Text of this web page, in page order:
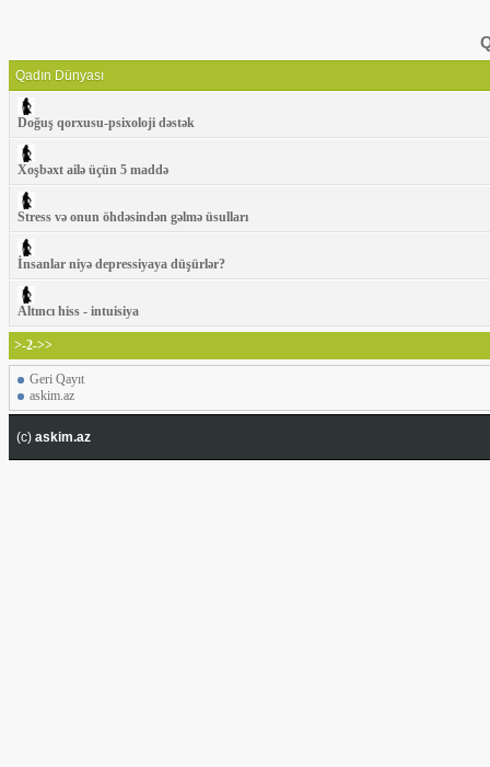
Qadın Dünyası
Doğuş qorxusu-psixoloji dəstək
Xoşbəxt ailə üçün 5 maddə
Stress və onun öhdəsindən gəlmə üsulları
İnsanlar niyə depressiyaya düşürlər?
Altıncı hiss - intuisiya
>-2->>
Geri Qayıt
askim.az
(c) askim.az